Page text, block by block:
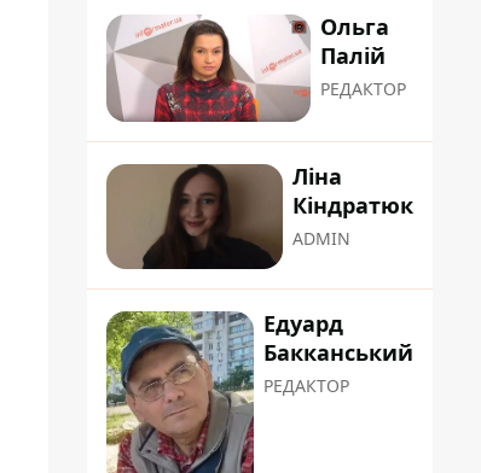
Ольга
Палій
РЕДАКТОР
Ліна
Кіндратюк
ADMIN
Едуард
Бакканський
РЕДАКТОР